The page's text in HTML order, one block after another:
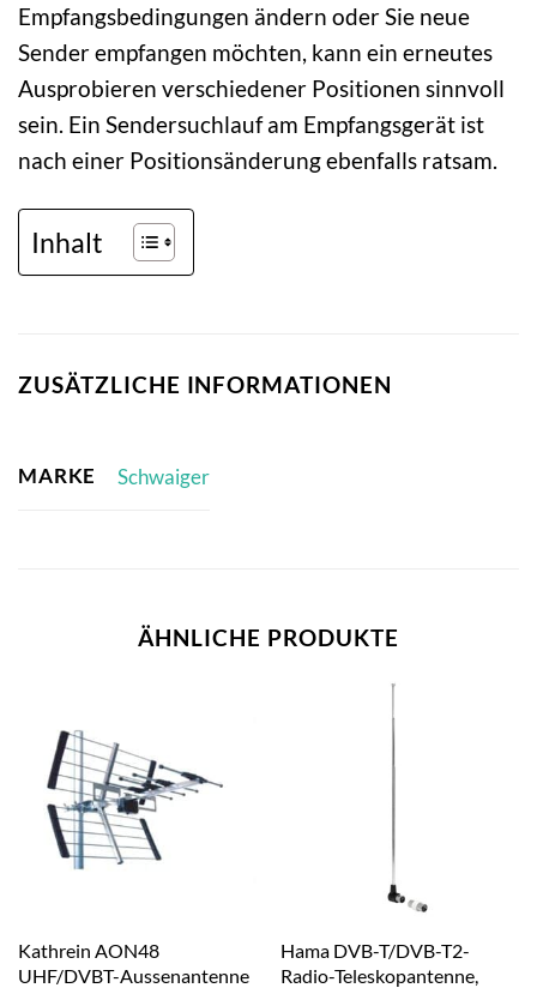
Empfangsbedingungen ändern oder Sie neue
Sender empfangen möchten, kann ein erneutes
Ausprobieren verschiedener Positionen sinnvoll
sein. Ein Sendersuchlauf am Empfangsgerät ist
nach einer Positionsänderung ebenfalls ratsam.
Inhalt
ZUSÄTZLICHE INFORMATIONEN
MARKE Schwaiger
ÄHNLICHE PRODUKTE
Kathrein AON48
UHF/DVBT-Aussenantenne
Hama DVB-T/DVB-T2-
Radio-Teleskopantenne,